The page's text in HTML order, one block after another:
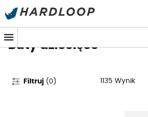
Letnie promocje 🔥 -5%
Buty dziecięce
Filtruj (0 ) 1135 Wynik